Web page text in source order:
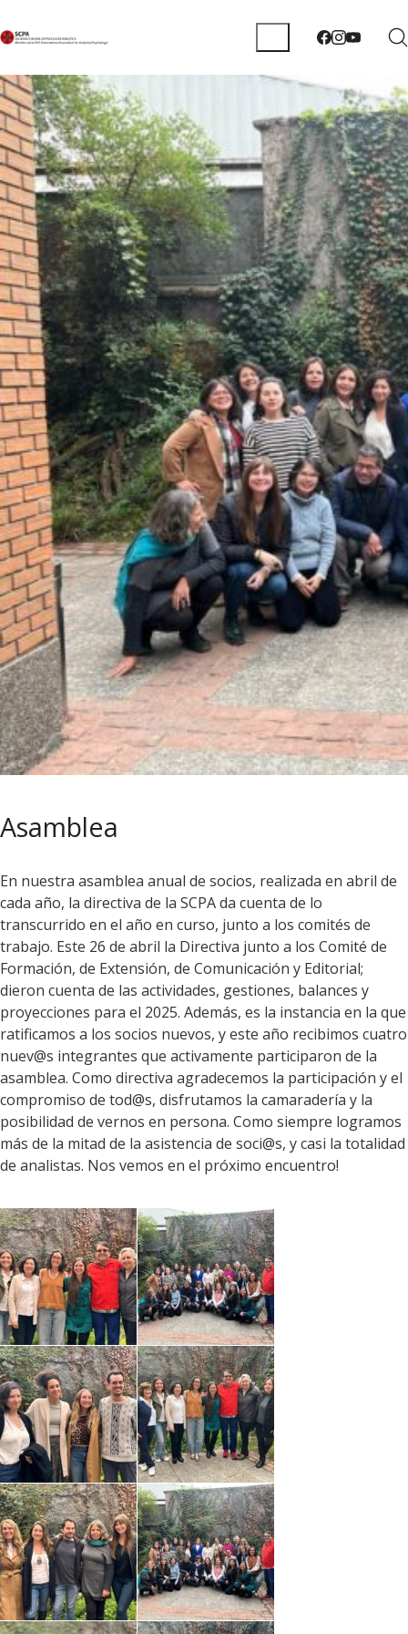
Asamblea
En nuestra asamblea anual de socios, realizada en abril de
cada año, la directiva de la SCPA da cuenta de lo
transcurrido en el año en curso, junto a los comités de
trabajo. Este 26 de abril la Directiva junto a los Comité de
Formación, de Extensión, de Comunicación y Editorial;
dieron cuenta de las actividades, gestiones, balances y
proyecciones para el 2025. Además, es la instancia en la que
ratificamos a los socios nuevos, y este año recibimos cuatro
nuev@s integrantes que activamente participaron de la
asamblea. Como directiva agradecemos la participación y el
compromiso de tod@s, disfrutamos la camaradería y la
posibilidad de vernos en persona. Como siempre logramos
más de la mitad de la asistencia de soci@s, y casi la totalidad
de analistas. Nos vemos en el próximo encuentro!